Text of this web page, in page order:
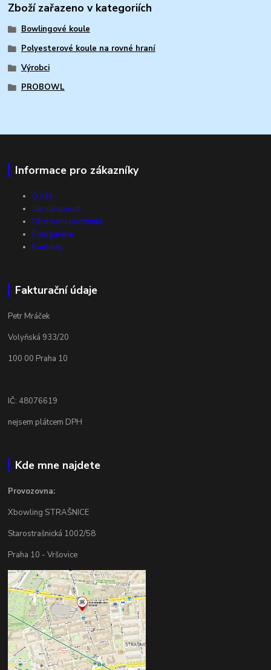
Zboží zařazeno v kategoriích
Bowlingové koule
Polyesterové koule na rovné hraní
Výrobci
PROBOWL
Informace pro zákazníky
O nás
Jak nakupovat
Obchodní podmínky
Fotogalerie
Kontakty
Fakturační údaje
Petr Mráček
Volyňská 933/20
100 00 Praha 10
IČ: 48076619
nejsem plátcem DPH
Kde mne najdete
Provozovna:
Xbowling STRAŠNICE
Starostrašnická 1002/58
Praha 10 - Vršovice